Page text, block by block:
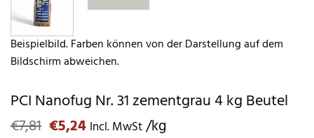
Beispielbild. Farben können von der Darstellung auf dem
Bildschirm abweichen.
PCI Nanofug Nr. 31 zementgrau 4 kg Beutel
€7,81 Ursprünglicher
€5,24Aktueller
Incl. MwSt/kg